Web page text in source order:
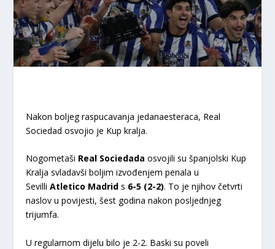
Nakon boljeg raspucavanja jedanaesteraca, Real
Sociedad osvojio je Kup kralja.
Nogometaši Real Sociedadaosvojili su španjolski Kup
Kralja svladavši boljim izvođenjem penala u
SevilliAtletico Madrids 6-5 (2-2). To je njihov četvrti
naslov u povijesti, šest godina nakon posljednjeg
trijumfa.
U regularnom dijelu bilo je 2-2. Baski su poveli